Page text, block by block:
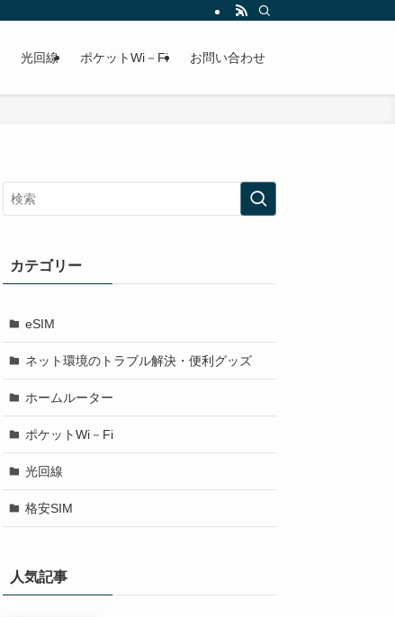
光回線 ポケットWi－Fi お問い合わせ
カテゴリー
eSIM
ネット環境のトラブル解決・便利グッズ
ホームルーター
ポケットWi－Fi
光回線
格安SIM
人気記事